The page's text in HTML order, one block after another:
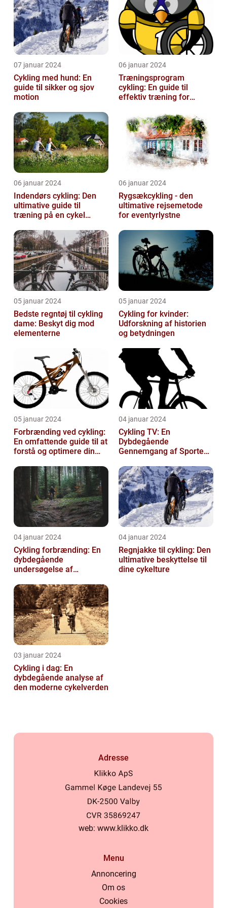
07 januar 2024
Cykling med hund: En
guide til sikker og sjov
motion
06 januar 2024
Træningsprogram
cykling: En guide til
effektiv træning for
06 januar 2024
Indendørs cykling: Den
ultimative guide til
træning på en cykel
06 januar 2024
Rygsækcykling - den
ultimative rejsemetode
for eventyrlystne
05 januar 2024
Bedste regntøj til cykling
dame: Beskyt dig mod
elementerne
05 januar 2024
Cykling for kvinder:
Udforskning af historien
og betydningen
05 januar 2024
Forbrænding ved cykling:
En omfattende guide til at
forstå og optimere din
04 januar 2024
Cykling TV: En
Dybdegående
Gennemgang af Sportens
04 januar 2024
Cykling forbrænding: En
dybdegående
undersøgelse af
cykling
04 januar 2024
Regnjakke til cykling: Den
ultimative beskyttelse til
dine cykelture
03 januar 2024
Cykling i dag: En
dybdegående analyse af
den moderne cykelverden
Adresse
web: www.klikko.dk
Menu
Annoncering
Om os
Cookies